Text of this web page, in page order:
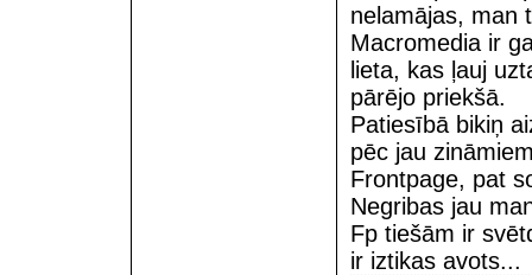
nelamājas, man
Macromedia ir
lieta, kas ļauj
pārējo priekšā.
Patiesībā bikiņ
pēc jau
Frontpage, pat
Negribas jau
Fp tiešām ir
ir iztikas avots...